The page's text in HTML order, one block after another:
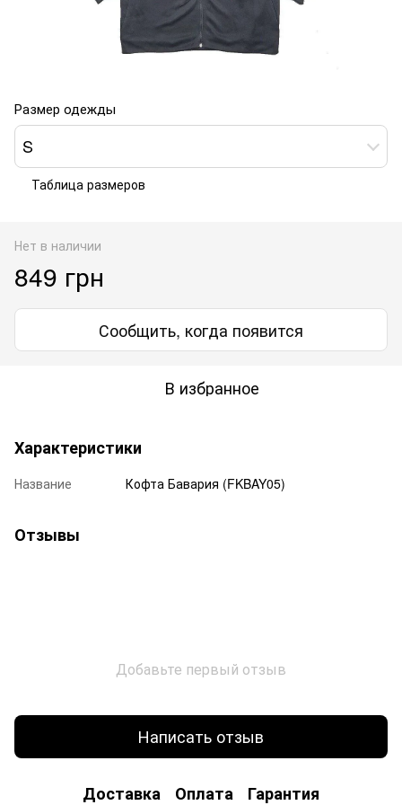
Размер одежды
S
Таблица размеров
Нет в наличии
849 грн
Сообщить, когда появится
В избранное
Характеристики
Название Кофта Бавария (FKBAY05)
Отзывы
Добавьте первый отзыв
Написать отзыв
Доставка Оплата Гарантия